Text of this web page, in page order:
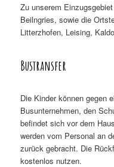
Zu unserem
Beilngries, sowie die
Litterzhofen, Leising,
Bustransfer
Die Kinder können gegen
Busunternehmen, den
befindet sich vor dem
werden vom Personal an
zurück gebracht. Die
kostenlos nutzen.